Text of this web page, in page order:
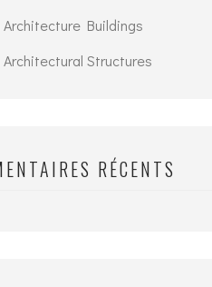
Architecture Buildings
Architectural Structures
RÉCENTS